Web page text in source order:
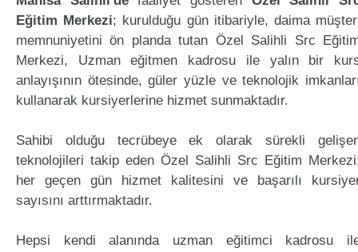
Eğitim Merkezi; kurulduğu gün itibariyle, daima
memnuniyetini ön planda tutan Özel Salihli Src
Merkezi, Uzman eğitmen kadrosu ile yalın bir
anlayışının ötesinde, güler yüzle ve teknolojik
kullanarak kursiyerlerine hizmet sunmaktadır.
Sahibi olduğu tecrübeye ek olarak sürekli
teknolojileri takip eden Özel Salihli Src Eğitim
her geçen gün hizmet kalitesini ve başarılı
sayısını arttırmaktadır.
Hepsi kendi alanında uzman eğitimci kadrosu